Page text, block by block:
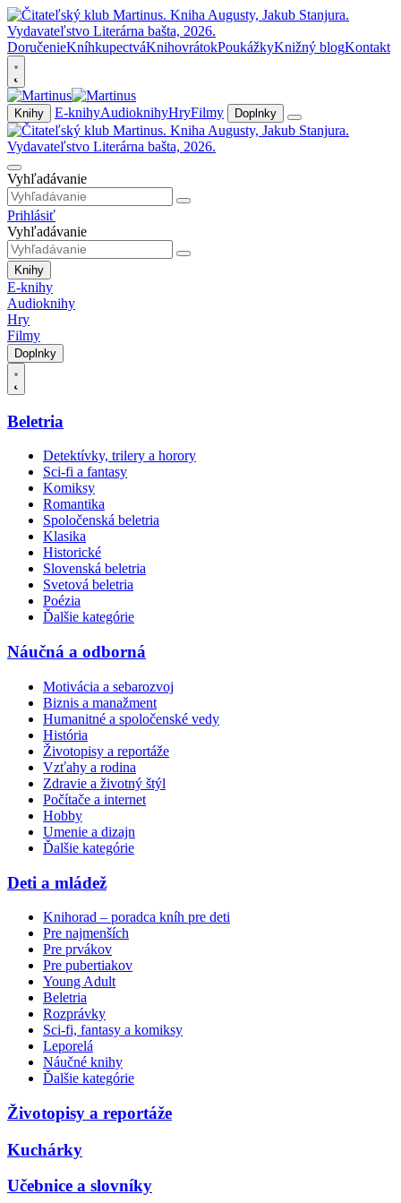
DoručenieKníhkupectváKnihovrátokPoukážkyKnižný blogKontakt
Knihy E-knihyAudioknihyHryFilmy Doplnky
Vyhľadávanie
Prihlásiť
Vyhľadávanie
Knihy
E-knihy
Audioknihy
Hry
Filmy
Doplnky
Beletria
Detektívky, trilery a horory
Sci-fi a fantasy
Komiksy
Romantika
Spoločenská beletria
Klasika
Historické
Slovenská beletria
Svetová beletria
Poézia
Ďalšie kategórie
Náučná a odborná
Motivácia a sebarozvoj
Biznis a manažment
Humanitné a spoločenské vedy
História
Životopisy a reportáže
Vzťahy a rodina
Zdravie a životný štýl
Počítače a internet
Hobby
Umenie a dizajn
Ďalšie kategórie
Deti a mládež
Knihorad – poradca kníh pre deti
Pre najmenších
Pre prvákov
Pre pubertiakov
Young Adult
Beletria
Rozprávky
Sci-fi, fantasy a komiksy
Leporelá
Náučné knihy
Ďalšie kategórie
Životopisy a reportáže
Kuchárky
Učebnice a slovníky